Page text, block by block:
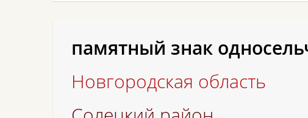
памятный знак
Новгородская область